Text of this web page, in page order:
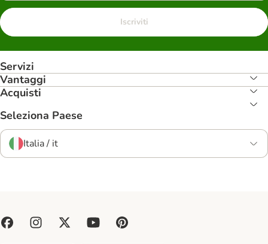
Iscriviti
Servizi
Vantaggi
Acquisti
Seleziona Paese
Italia / it